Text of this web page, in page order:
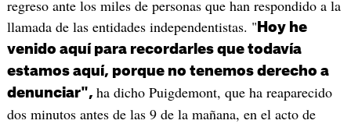
regreso ante los miles de personas que han respondido a la
llamada de las entidades independentistas. " Hoy he
venido aquí para recordarles que todavía
estamos aquí, porque no tenemos derecho a
denunciar", ha dicho Puigdemont, que ha reaparecido
dos minutos antes de las 9 de la mañana, en el acto de